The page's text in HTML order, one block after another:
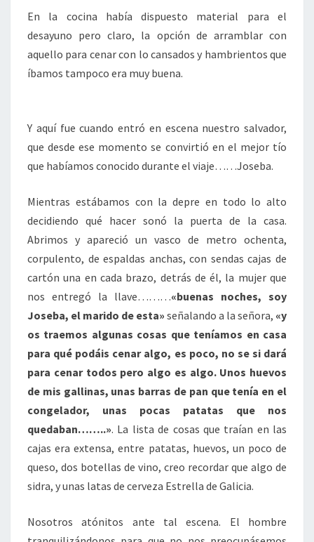
En la cocina había dispuesto material para el
desayuno pero claro, la opción de arramblar con
aquello para cenar con lo cansados y hambrientos que
íbamos tampoco era muy buena.
Y aquí fue cuando entró en escena nuestro salvador,
que desde ese momento se convirtió en el mejor tío
que habíamos conocido durante el viaje……Joseba.
Mientras estábamos con la depre en todo lo alto
decidiendo qué hacer sonó la puerta de la casa.
Abrimos y apareció un vasco de metro ochenta,
corpulento, de espaldas anchas, con sendas cajas de
cartón una en cada brazo, detrás de él, la mujer que
nos entregó la llave………«buenas noches, soy
Joseba, el marido de esta» señalando a la señora, «y
os traemos algunas cosas que teníamos en casa
para qué podáis cenar algo, es poco, no se si dará
para cenar todos pero algo es algo. Unos huevos
de mis gallinas, unas barras de pan que tenía en el
congelador, unas pocas patatas que nos
quedaban……..». La lista de cosas que traían en las
cajas era extensa, entre patatas, huevos, un poco de
queso, dos botellas de vino, creo recordar que algo de
sidra, y unas latas de cerveza Estrella de Galicia.
Nosotros atónitos ante tal escena. El hombre